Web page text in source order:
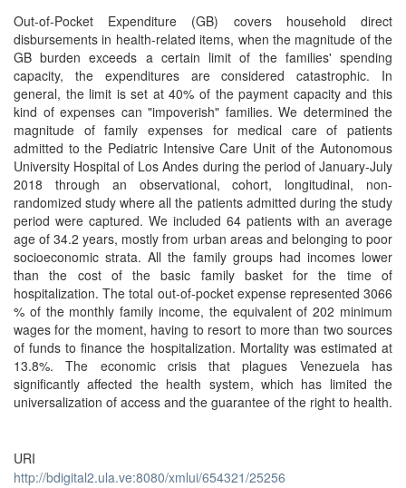
Out-of-Pocket Expenditure (GB) covers household direct
disbursements in health-related items, when the magnitude of the
GB burden exceeds a certain limit of the families' spending
capacity, the expenditures are considered catastrophic. In
general, the limit is set at 40% of the payment capacity and this
kind of expenses can "impoverish" families. We determined the
magnitude of family expenses for medical care of patients
admitted to the Pediatric Intensive Care Unit of the Autonomous
University Hospital of Los Andes during the period of January-July
2018 through an observational, cohort, longitudinal, non-
randomized study where all the patients admitted during the study
period were captured. We included 64 patients with an average
age of 34.2 years, mostly from urban areas and belonging to poor
socioeconomic strata. All the family groups had incomes lower
than the cost of the basic family basket for the time of
hospitalization. The total out-of-pocket expense represented 3066
% of the monthly family income, the equivalent of 202 minimum
wages for the moment, having to resort to more than two sources
of funds to finance the hospitalization. Mortality was estimated at
13.8%. The economic crisis that plagues Venezuela has
significantly affected the health system, which has limited the
universalization of access and the guarantee of the right to health.
URI
http://bdigital2.ula.ve:8080/xmlui/654321/25256